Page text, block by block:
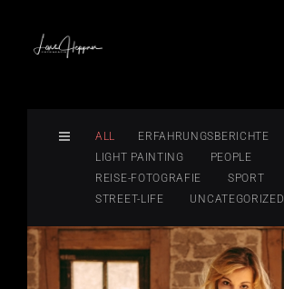
ALL
ERFAHRUNGSBERICHTE
LIGHT PAINTING
PEOPLE
REISE-FOTOGRAFIE
SPORT
STREET-LIFE
UNCATEGORIZED